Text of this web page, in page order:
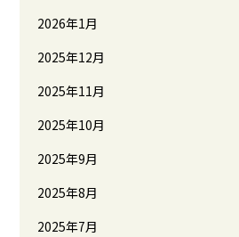
2026年1月
2025年12月
2025年11月
2025年10月
2025年9月
2025年8月
2025年7月